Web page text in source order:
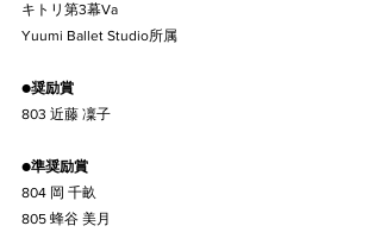
キトリ第3幕Va
Yuumi Ballet Studio所属
●奨励賞
803 近藤 凜子
●準奨励賞
804 岡 千畝
805 蜂谷 美月